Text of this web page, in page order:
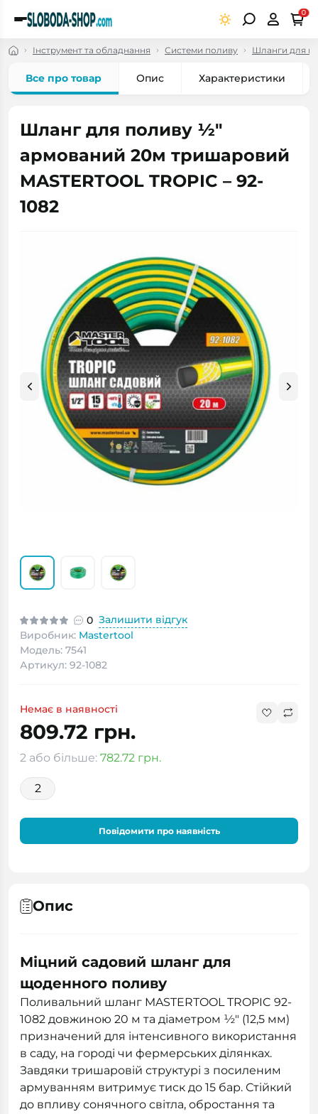
0
Інструмент та обладнання Системи поливу Шланги для
Все про товар Опис Характеристики
Шланг для поливу ½"
армований 20м тришаровий
MASTERTOOL TROPIC – 92-
1082
0 Залишити відгук
Виробник: Mastertool
Модель: 7541
Артикул: 92-1082
Немає в наявності
809.72 грн.
2 або більше: 782.72 грн.
2
Повідомити про наявність
Опис
Міцний садовий шланг для
щоденного поливу
Поливальний шланг MASTERTOOL TROPIC 92-
1082 довжиною 20 м та діаметром ½" (12,5 мм)
призначений для інтенсивного використання
в саду, на городі чи фермерських ділянках.
Завдяки тришаровій структурі з посиленим
армуванням витримує тиск до 15 бар. Стійкий
до впливу сонячного світла, обростання та